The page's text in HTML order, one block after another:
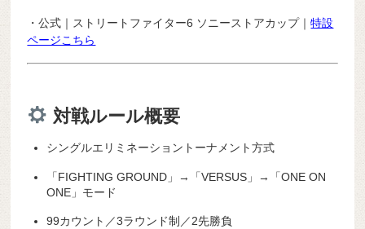
・公式｜ストリートファイター6 ソニーストアカップ｜特設
ページこちら
対戦ルール概要
シングルエリミネーショントーナメント方式
「FIGHTING GROUND」→「VERSUS」→「ONE ON
ONE」モード
99カウント／3ラウンド制／2先勝負